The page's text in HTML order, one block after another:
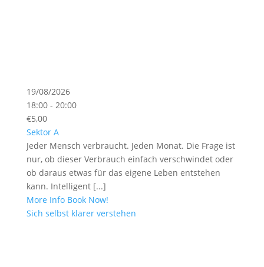
19/08/2026
18:00 - 20:00
€5,00
Sektor A
Jeder Mensch verbraucht. Jeden Monat. Die Frage ist
nur, ob dieser Verbrauch einfach verschwindet oder
ob daraus etwas für das eigene Leben entstehen
kann. Intelligent [...]
More Info Book Now!
Sich selbst klarer verstehen